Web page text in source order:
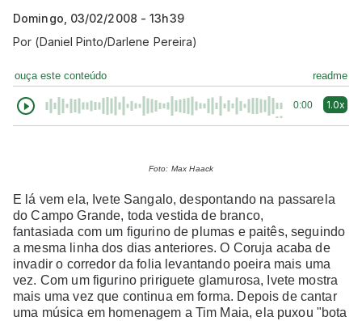
Domingo, 03/02/2008 - 13h39
Por (Daniel Pinto/Darlene Pereira)
ouça este conteúdo readme
0:00 1.0x
Foto: Max Haack
E lá vem ela, Ivete Sangalo, despontando na passarela
do Campo Grande, toda vestida de branco,
fantasiada com um figurino de plumas e paitês, seguindo
a mesma linha dos dias anteriores. O Coruja acaba de
invadir o corredor da folia levantando poeira mais uma
vez. Com um figurino pririguete glamurosa, Ivete mostra
mais uma vez que continua em forma. Depois de cantar
uma música em homenagem a Tim Maia, ela puxou "bota